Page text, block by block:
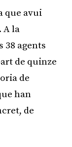
que avui
A la
38 agents
de quinze
de
han
de